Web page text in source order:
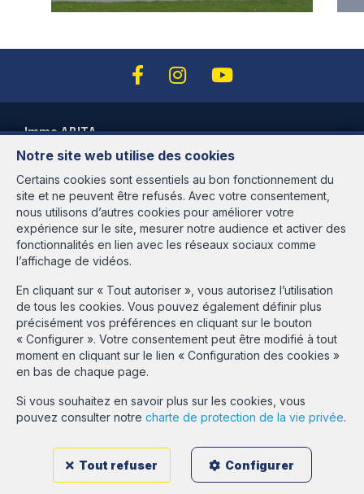
Notre site web utilise des cookies
Certains cookies sont essentiels au bon fonctionnement du
site et ne peuvent être refusés. Avec votre consentement,
nous utilisons d’autres cookies pour améliorer votre
expérience sur le site, mesurer notre audience et activer des
fonctionnalités en lien avec les réseaux sociaux comme
l’affichage de vidéos.
En cliquant sur « Tout autoriser », vous autorisez l’utilisation
de tous les cookies. Vous pouvez également définir plus
précisément vos préférences en cliquant sur le bouton
« Configurer ». Votre consentement peut être modifié à tout
moment en cliquant sur le lien « Configuration des cookies »
en bas de chaque page.
Si vous souhaitez en savoir plus sur les cookies, vous
pouvez consulter notre charte de protection de la vie privée.
Tout refuser Configurer
Immo ABITA
Avenue des Cerisiers, 95
1200 Woluwé-St-Lambert
Heures d'ouverture
Du lundi au vendredi de 9h30 à 18h00
et le samedi de 9h30 à 13h30 sur rendez-vous
N° entreprise : BE-437.981.526 - rpm Bruxelles Instance de
contrôle: IPI, rue du Luxembourg 16B, 1000 Bruxelles - Soumis au
code déontologique de l'IPI:www.ipi.be
Conditions générales d'utilisation du site
Charte de la protection de la vie privée
Gestion des consentements
Login propriétaire